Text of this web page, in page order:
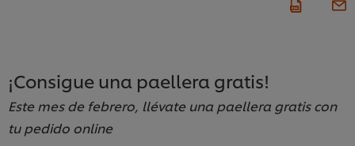
¡Consigue una paellera gratis!
Este mes de febrero, llévate una paellera gratis con
tu pedido online